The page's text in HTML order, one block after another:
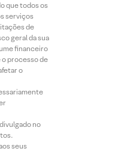
que todos os
serviços
de
geral da sua
financeiro
o processo de
o
no
seus